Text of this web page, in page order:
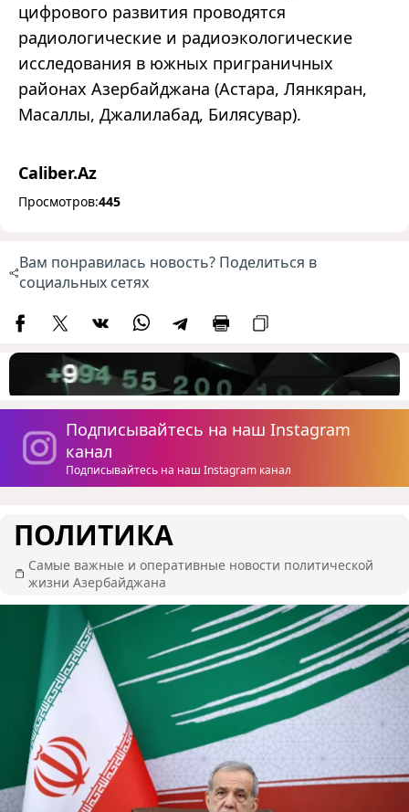
цифрового развития проводятся
радиологические и радиоэкологические
исследования в южных приграничных
районах Азербайджана (Астара, Лянкяран,
Масаллы, Джалилабад, Билясувар).
Caliber.Az
Просмотров:445
Вам понравилась новость? Поделиться в
социальных сетях
Подписывайтесь на наш Instagram
канал
Подписывайтесь на наш Instagram канал
ПОЛИТИКА
Самые важные и оперативные новости политической
жизни Азербайджана